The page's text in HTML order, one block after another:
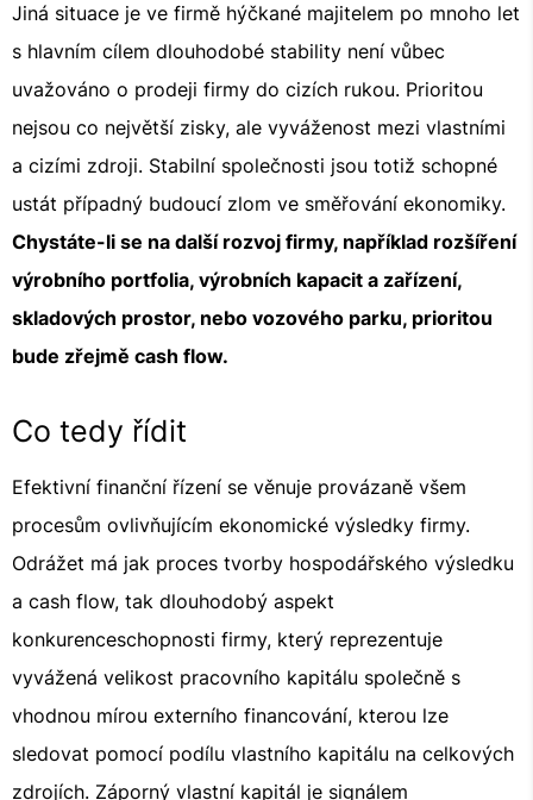
Jiná situace je ve firmě hýčkané majitelem po mnoho let
s hlavním cílem dlouhodobé stability není vůbec
uvažováno o prodeji firmy do cizích rukou. Prioritou
nejsou co největší zisky, ale vyváženost mezi vlastními
a cizími zdroji. Stabilní společnosti jsou totiž schopné
ustát případný budoucí zlom ve směřování ekonomiky.
Chystáte-li se na další rozvoj firmy, například rozšíření
výrobního portfolia, výrobních kapacit a zařízení,
skladových prostor, nebo vozového parku, prioritou
bude zřejmě cash flow.
Co tedy řídit
Efektivní finanční řízení se věnuje provázaně všem
procesům ovlivňujícím ekonomické výsledky firmy.
Odrážet má jak proces tvorby hospodářského výsledku
a cash flow, tak dlouhodobý aspekt
konkurenceschopnosti firmy, který reprezentuje
vyvážená velikost pracovního kapitálu společně s
vhodnou mírou externího financování, kterou lze
sledovat pomocí podílu vlastního kapitálu na celkových
zdrojích. Záporný vlastní kapitál je signálem